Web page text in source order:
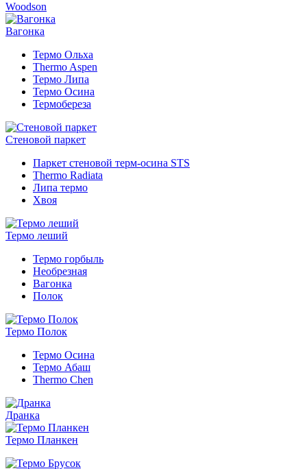
Woodson
Вагонка
Термо Ольха
Thermo Aspen
Термо Липа
Термо Осина
Термобереза
Стеновой паркет
Паркет стеновой терм-осина STS
Thermo Radiata
Липа термо
Хвоя
Термо леший
Термо горбыль
Необрезная
Вагонка
Полок
Термо Полок
Термо Осина
Термо Абаш
Thermo Chen
Дранка
Термо Планкен